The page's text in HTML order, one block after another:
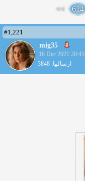
614
>>
#1,221
mig35
18 Dec 2021 20:45
ارسالها: 3848